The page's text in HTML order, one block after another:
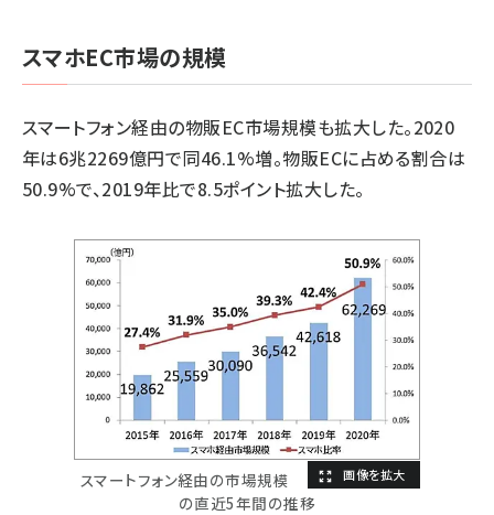
スマホEC市場の規模
スマートフォン経由の物販EC市場規模も拡大した。2020
年は6兆2269億円で同46.1%増。物販ECに占める割合は
50.9%で、2019年比で8.5ポイント拡大した。
スマートフォン経由の市場規模
の直近5年間の推移